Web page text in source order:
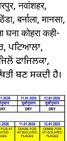
नवांशहर,
बर्नाला, मानसा,
कोहरा कही-
ਪਟਿਆਲਾ,
ਫਾਜਿਲਕਾ,
ਬਣ ਸਕਦੀ ਹੈ।